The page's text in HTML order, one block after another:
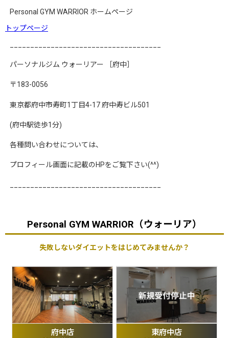
Personal GYM WARRIOR ホームページ
トップページ
パーソナルジム ウォーリアー ［府中］
〒183-0056
東京都府中市寿町1 丁目4-17 府中寿ビル501
(府中駅徒歩1分)
各種問い合わせについては、
プロフィール画面に記載のHPをご覧下さい(^^)
Personal GYM WARRIOR（ウォーリア）
失敗しないダイエットをはじめてみませんか？
府中店 東府中店